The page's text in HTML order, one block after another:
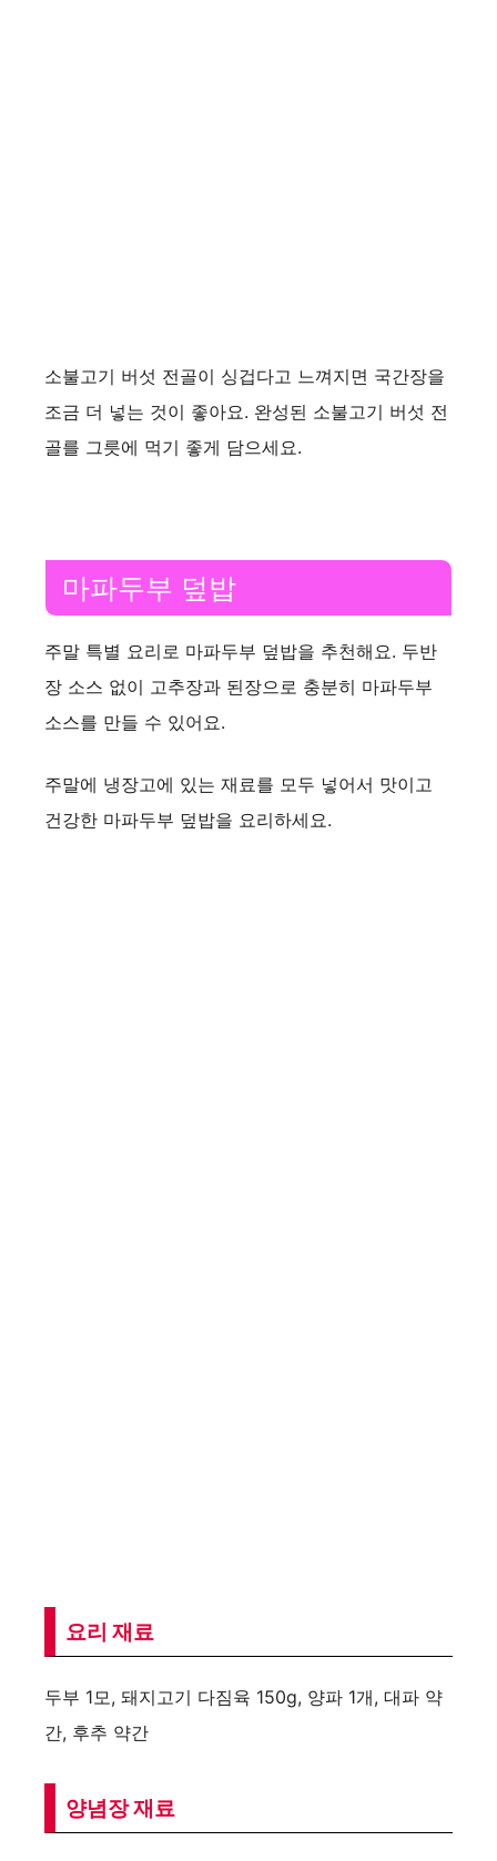
소불고기 버섯 전골이 싱겁다고 느껴지면 국간장을
조금 더 넣는 것이 좋아요. 완성된 소불고기 버섯 전
골를 그릇에 먹기 좋게 담으세요.
마파두부 덮밥
주말 특별 요리로 마파두부 덮밥을 추천해요. 두반
장 소스 없이 고추장과 된장으로 충분히 마파두부
소스를 만들 수 있어요.
주말에 냉장고에 있는 재료를 모두 넣어서 맛이고
건강한 마파두부 덮밥을 요리하세요.
요리 재료
두부 1모, 돼지고기 다짐육 150g, 양파 1개, 대파 약
간, 후추 약간
양념장 재료